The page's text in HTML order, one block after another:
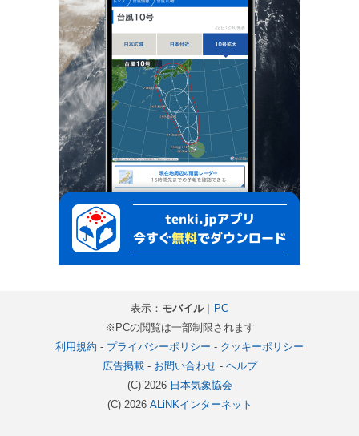
表示： モバイル｜ PC
※PCの閲覧は一部制限されます
利用規約 - プライバシーポリシー - クッキーポリシー
広告掲載- お問い合わせ- ヘルプ
(C) 2026 日本気象協会
(C) 2026 ALiNKインターネット